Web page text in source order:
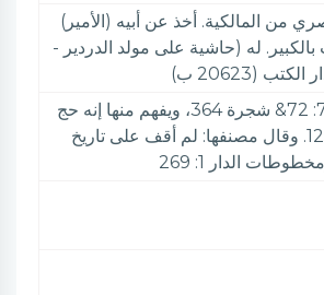
من المالكية. أخذ عن أبيه (الأمير)
بالكبير. له (حاشية على مولد الدردير -
(20623 ب)
الأعلام 7: 72& شجرة 364، ويفهم منها إنه حج
سنة 1253. وقال مصنفها: لم أقف على تاريخ
الدار 1: 269